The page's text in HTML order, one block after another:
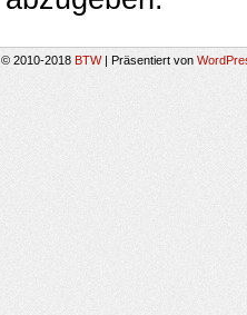
© 2010-2018 BTW | Präsentiert von